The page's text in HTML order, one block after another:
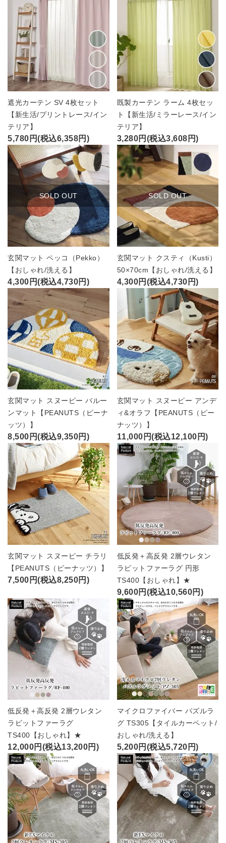
遮光カーテン SV 4枚セット
【新生活/プリントレース/イン
テリア】
5,780円(税込6,358円)
既製カーテン ラーム 4枚セッ
ト【新生活/ミラーレース/イン
テリア】
3,280円(税込3,608円)
SOLD OUT
玄関マット ペッコ（Pekko）
【おしゃれ/洗える】
4,300円(税込4,730円)
SOLD OUT
玄関マット クスティ（Kusti）
50×70cm【おしゃれ/洗える】
4,300円(税込4,730円)
玄関マット スヌーピー バルー
ンマット【PEANUTS（ピーナ
ッツ）】
8,500円(税込9,350円)
玄関マット スヌーピー アンデ
ィ&オラフ【PEANUTS（ピー
ナッツ）】
11,000円(税込12,100円)
玄関マット スヌーピー チラリ
【PEANUTS（ピーナッツ）】
7,500円(税込8,250円)
低反発＋高反発 2層ウレタン
ラビットファーラグ 円形
TS400【おしゃれ】★
9,600円(税込10,560円)
低反発＋高反発 2層ウレタン
ラビットファーラグ
TS400【おしゃれ】★
12,000円(税込13,200円)
マイクロファイバー パズルラ
グ TS305【タイルカーペット/
おしゃれ/洗える】
5,200円(税込5,720円)